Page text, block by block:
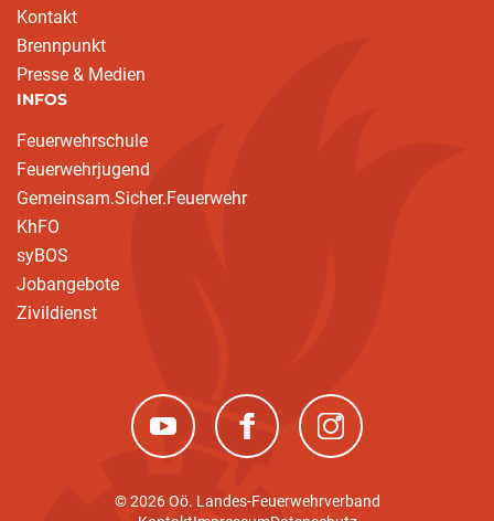
Kontakt
Brennpunkt
Presse & Medien
INFOS
Feuerwehrschule
Feuerwehrjugend
Gemeinsam.Sicher.Feuerwehr
KhFO
syBOS
Jobangebote
Zivildienst
(neues Fenster)(neues Fenster)(neues Fenster)
© 2026 Oö. Landes-Feuerwehrverband